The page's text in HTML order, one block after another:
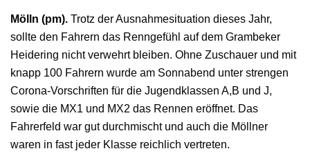
Mölln (pm). Trotz der Ausnahmesituation dieses Jahr,
sollte den Fahrern das Renngefühl auf dem Grambeker
Heidering nicht verwehrt bleiben. Ohne Zuschauer und mit
knapp 100 Fahrern wurde am Sonnabend unter strengen
Corona-Vorschriften für die Jugendklassen A,B und J,
sowie die MX1 und MX2 das Rennen eröffnet. Das
Fahrerfeld war gut durchmischt und auch die Möllner
waren in fast jeder Klasse reichlich vertreten.